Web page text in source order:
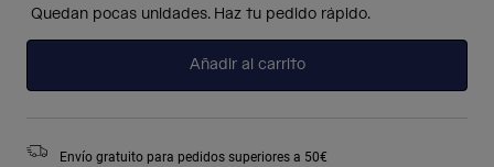
Quedan pocas unidades. Haz tu pedido rápido.
Añadir al carrito
Envío gratuito para pedidos superiores a 50€